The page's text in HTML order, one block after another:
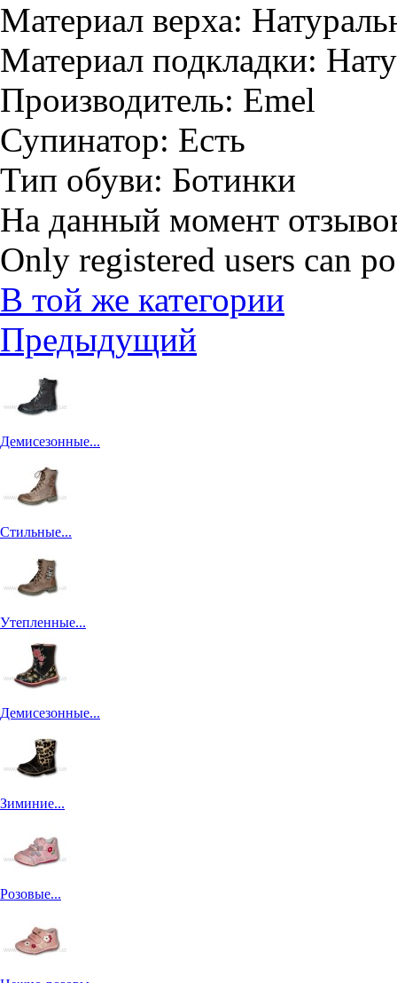
Материал верха:
Материал подкладки:
Производитель: Emel
Супинатор: Есть
Тип обуви: Ботинки
На данный момент
Only registered users can
В той же категории
Предыдущий
Демисезонные...
Стильные...
Утепленные...
Демисезонные...
Зиминие...
Розовые...